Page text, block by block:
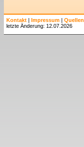
Kontakt | Impressum | Quellen
letzte Änderung: 12.07.2026